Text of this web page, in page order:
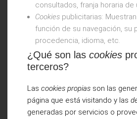
consultados, franja horaria de
Cookies publicitarias:
función de su navegación, su
procedencia, idioma, etc.
¿Qué son las cookies
terceros?
Las cookies propias son las
página que está visitando y las
generadas por servicios o